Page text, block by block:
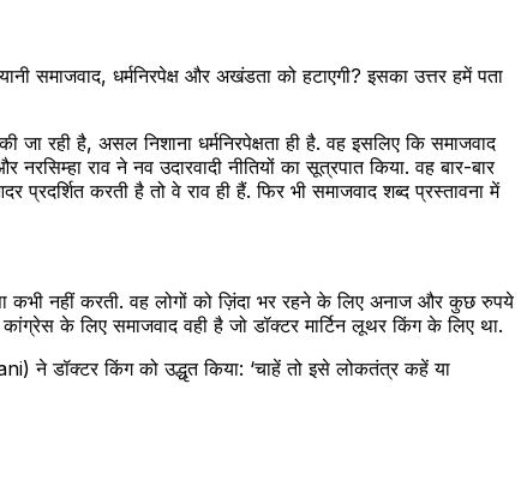
समाजवाद, धर्मनिरपेक्ष और अखंडता को हटाएगी? इसका उत्तर हमें पता
रही है, असल निशाना धर्मनिरपेक्षता ही है. वह इसलिए कि समाजवाद
राव ने नव उदारवादी नीतियों का सूत्रपात किया. वह बार-बार
करती है तो वे राव ही हैं. फिर भी समाजवाद शब्द प्रस्तावना में
कभी नहीं करती. वह लोगों को ज़िंदा भर रहने के लिए अनाज और कुछ रुपये
के लिए समाजवाद वही है जो डॉक्टर मार्टिन लूथर किंग के लिए था.
ने डॉक्टर किंग को उद्धृत किया: ‘चाहें तो इसे लोकतंत्र कहें या